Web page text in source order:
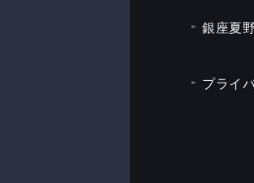
銀座夏野
プライ